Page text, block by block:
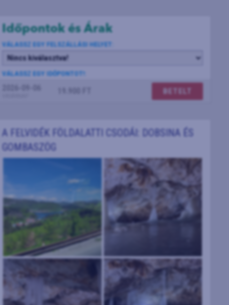
Időpontok és Árak
VÁLASSZ EGY FELSZÁLLÁSI HELYET:
VÁLASSZ EGY IDŐPONTOT!:
A FELVIDÉK FÖLDALATTI CSODÁI: DOBSINA ÉS
GOMBASZÖG